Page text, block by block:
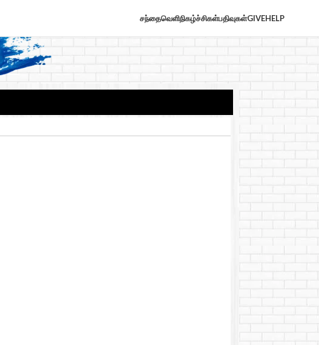
சந்தைவெளிநிகழ்ச்சிகள்பதிவுகள்GIVEHELP